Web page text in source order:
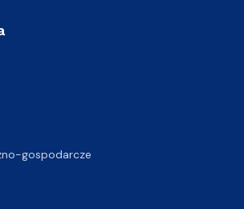
gospodarcze